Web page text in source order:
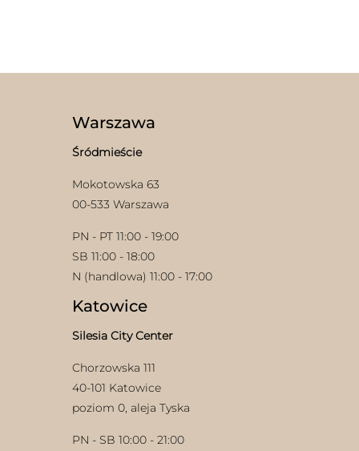
Warszawa
Śródmieście
Mokotowska 63
00-533 Warszawa
PN - PT 11:00 - 19:00
SB 11:00 - 18:00
N (handlowa) 11:00 - 17:00
Katowice
Silesia City Center
Chorzowska 111
40-101 Katowice
poziom 0, aleja Tyska
PN - SB 10:00 - 21:00